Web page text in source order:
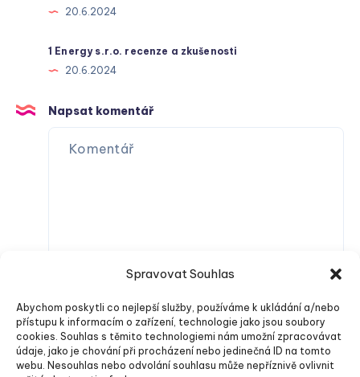
Spravovat Souhlas
Abychom poskytli co nejlepší služby, používáme k ukládání a/nebo
přístupu k informacím o zařízení, technologie jako jsou soubory
cookies. Souhlas s těmito technologiemi nám umožní zpracovávat
údaje, jako je chování při procházení nebo jedinečná ID na tomto
webu. Nesouhlas nebo odvolání souhlasu může nepříznivě ovlivnit
20.6.2024
1 Energy s.r.o. recenze a zkušenosti
20.6.2024
Napsat komentář